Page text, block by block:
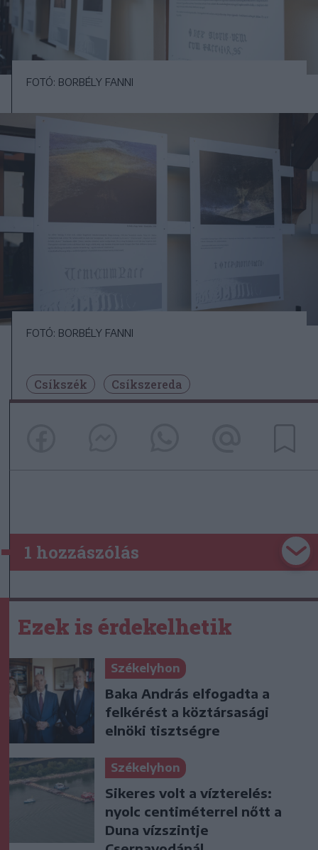
FOTÓ: BORBÉLY FANNI
FOTÓ: BORBÉLY FANNI
Csíkszék Csíkszereda
1 hozzászólás
Ezek is érdekelhetik
Székelyhon
Baka András elfogadta a
felkérést a köztársasági
elnöki tisztségre
Székelyhon
Sikeres volt a vízterelés:
nyolc centiméterrel nőtt a
Duna vízszintje